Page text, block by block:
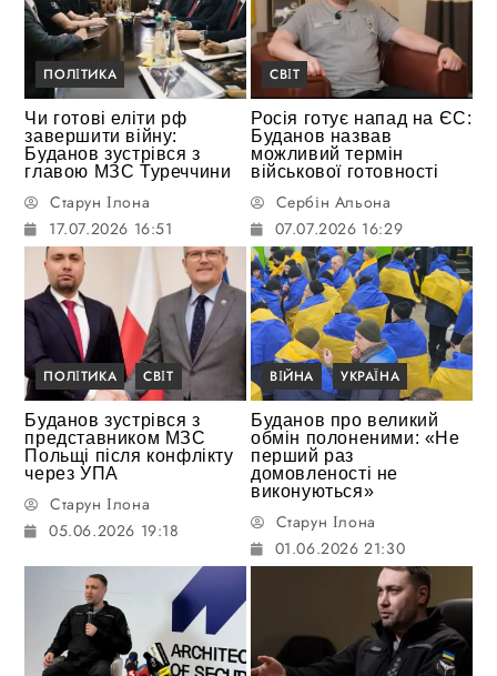
ПОЛІТИКА
Чи готові еліти рф
завершити війну:
Буданов зустрівся з
главою МЗС Туреччини
Старун Ілона
17.07.2026 16:51
СВІТ
Росія готує напад на ЄС:
Буданов назвав
можливий термін
військової готовності
Сербін Альона
07.07.2026 16:29
ПОЛІТИКА СВІТ
Буданов зустрівся з
представником МЗС
Польщі після конфлікту
через УПА
Старун Ілона
05.06.2026 19:18
ВІЙНА УКРАЇНА
Буданов про великий
обмін полоненими: «Не
перший раз
домовленості не
виконуються»
Старун Ілона
01.06.2026 21:30